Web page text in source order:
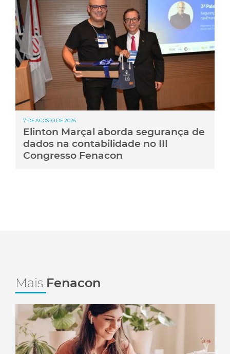
7 DE AGOSTO DE 2026
Elinton Marçal aborda segurança de
dados na contabilidade no III
Congresso Fenacon
Mais Fenacon